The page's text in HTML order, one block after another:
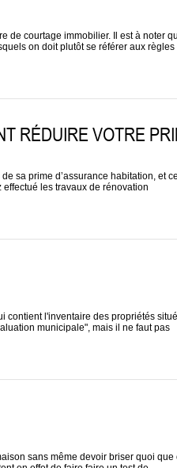
de courtage immobilier. Il est à noter
on doit plutôt se référer aux règles
RÉDUIRE VOTRE
sa prime d’assurance habitation, et
les travaux de rénovation
contient l'inventaire des propriétés
municipale", mais il ne faut pas
sans même devoir briser quoi que